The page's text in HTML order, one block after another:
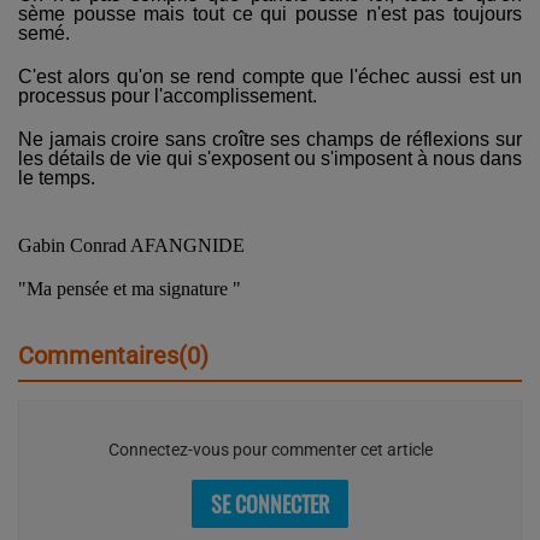
sème pousse mais tout ce qui pousse n'est pas toujours
semé.
C'est alors qu'on se rend compte que l'échec aussi est un
processus pour l'accomplissement.
Ne jamais croire sans croître ses champs de réflexions sur
les détails de vie qui s'exposent ou s'imposent à nous dans
le temps.
Gabin Conrad AFANGNIDE
"Ma pensée et ma signature "
Commentaires(0)
Connectez-vous pour commenter cet article
SE CONNECTER